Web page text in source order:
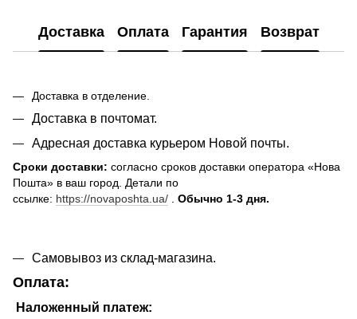
Доставка Оплата Гарантия Возврат
Доставка в отделение.
Доставка в почтомат.
Адресная доставка курьером Новой почты.
Сроки доставки: согласно сроков доставки оператора «Нова
Пошта» в ваш город. Детали по
ссылке: https://novaposhta.ua/ Обычно 1-3 дня.
Самовывоз из склад-магазина.
Оплата:
Наложенный платеж: